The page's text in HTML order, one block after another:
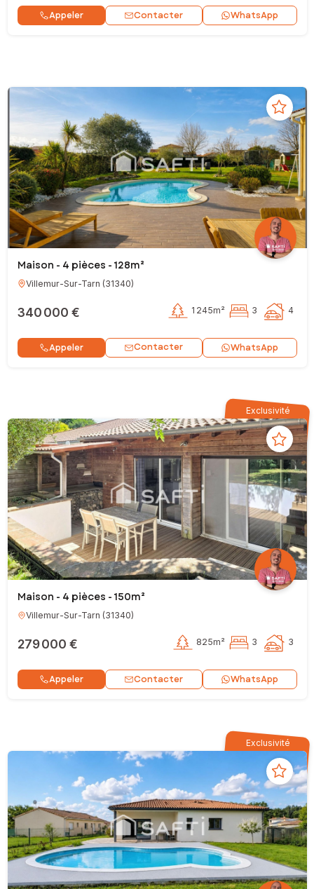
Appeler Contacter WhatsApp
Maison - 4 pièces - 128m²
Villemur-Sur-Tarn (31340)
340 000 € 1 245m² 3 4
Appeler Contacter WhatsApp
Exclusivité
Maison - 4 pièces - 150m²
Villemur-Sur-Tarn (31340)
279 000 € 825m² 3 3
Appeler Contacter WhatsApp
Exclusivité